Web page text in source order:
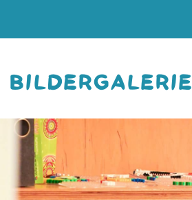
BILDERGALERIE